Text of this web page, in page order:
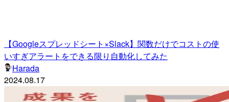
【Googleスプレッドシート×Slack】関数だけでコストの使
いすぎアラートをできる限り自動化してみた
Harada
2024.08.17